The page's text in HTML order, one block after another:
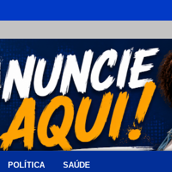
POLÍTICA SAÚDE